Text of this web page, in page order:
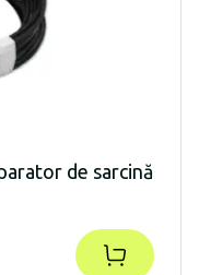
de sarcină